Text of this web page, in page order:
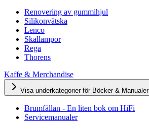
Renovering av gummihjul
Silikonvätska
Lenco
Skallampor
Rega
Thorens
Kaffe & Merchandise
Visa underkategorier för Böcker & Manualer
Brumfällan - En liten bok om HiFi
Servicemanualer